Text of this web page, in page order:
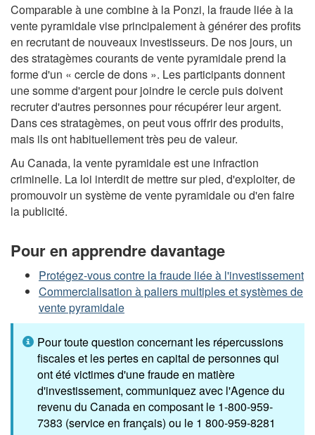
Comparable à une combine à la Ponzi, la fraude liée à la
vente pyramidale vise principalement à générer des profits
en recrutant de nouveaux investisseurs. De nos jours, un
des stratagèmes courants de vente pyramidale prend la
forme d'un « cercle de dons ». Les participants donnent
une somme d'argent pour joindre le cercle puis doivent
recruter d'autres personnes pour récupérer leur argent.
Dans ces stratagèmes, on peut vous offrir des produits,
mais ils ont habituellement très peu de valeur.
Au Canada, la vente pyramidale est une infraction
criminelle. La loi interdit de mettre sur pied, d'exploiter, de
promouvoir un système de vente pyramidale ou d'en faire
la publicité.
Pour en apprendre davantage
Protégez-vous contre la fraude liée à l'investissement
Commercialisation à paliers multiples et systèmes de
vente pyramidale
Pour toute question concernant les répercussions
fiscales et les pertes en capital de personnes qui
ont été victimes d'une fraude en matière
d'investissement, communiquez avec l'Agence du
revenu du Canada en composant le 1-800-959-
7383 (service en français) ou le 1 800-959-8281